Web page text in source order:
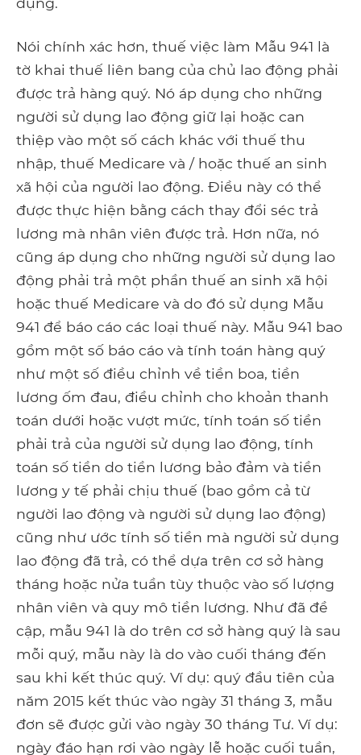
Nói chính xác hơn, thuế việc làm Mẫu 941 là
tờ khai thuế liên bang của chủ lao động phải
được trả hàng quý. Nó áp dụng cho những
người sử dụng lao động giữ lại hoặc can
thiệp vào một số cách khác với thuế thu
nhập, thuế Medicare và / hoặc thuế an sinh
xã hội của người lao động. Điều này có thể
được thực hiện bằng cách thay đổi séc trả
lương mà nhân viên được trả. Hơn nữa, nó
cũng áp dụng cho những người sử dụng lao
động phải trả một phần thuế an sinh xã hội
hoặc thuế Medicare và do đó sử dụng Mẫu
941 để báo cáo các loại thuế này. Mẫu 941 bao
gồm một số báo cáo và tính toán hàng quý
như một số điều chỉnh về tiền boa, tiền
lương ốm đau, điều chỉnh cho khoản thanh
toán dưới hoặc vượt mức, tính toán số tiền
phải trả của người sử dụng lao động, tính
toán số tiền do tiền lương bảo đảm và tiền
lương y tế phải chịu thuế (bao gồm cả từ
người lao động và người sử dụng lao động)
cũng như ước tính số tiền mà người sử dụng
lao động đã trả, có thể dựa trên cơ sở hàng
tháng hoặc nửa tuần tùy thuộc vào số lượng
nhân viên và quy mô tiền lương. Như đã đề
cập, mẫu 941 là do trên cơ sở hàng quý là sau
mỗi quý, mẫu này là do vào cuối tháng đến
sau khi kết thúc quý. Ví dụ: quý đầu tiên của
năm 2015 kết thúc vào ngày 31 tháng 3, mẫu
đơn sẽ được gửi vào ngày 30 tháng Tư. Ví dụ:
ngày đáo hạn rơi vào ngày lễ hoặc cuối tuần,